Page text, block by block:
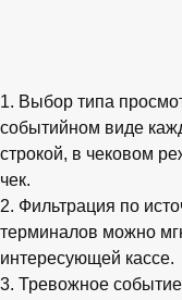
1. Выбор типа
событийном виде
строкой, в чековом
чек.
2. Фильтрация по
терминалов можно
интересующей кассе.
3. Тревожное